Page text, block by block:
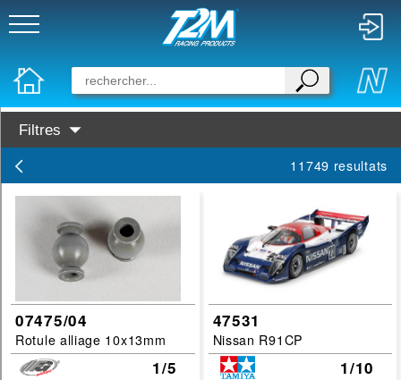
Filtres
En Stock
Prochainement dispo
Marques :
T2M
RocketFuel
11749 resultats
07475/04
Rotule alliage 10x13mm
1/5
47531
Nissan R91CP
1/10